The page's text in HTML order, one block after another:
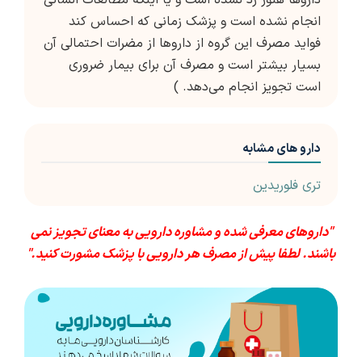
انجام نشده است و پزشک زمانی که احساس کند
فواید مصرف این گروه از داروها از مضرات احتمالی آن
بسیار بیشتر است و مصرف آن برای بیمار ضروری
است تجویز انجام می‌دهد. )
دارو های مشابه
تری فلوریدین
"داروهای معرفی شده و مشاوره دارویی به معنای تجویز نمی
باشند. لطفا پیش از مصرف هر دارویی با پزشک مشورت کنید."